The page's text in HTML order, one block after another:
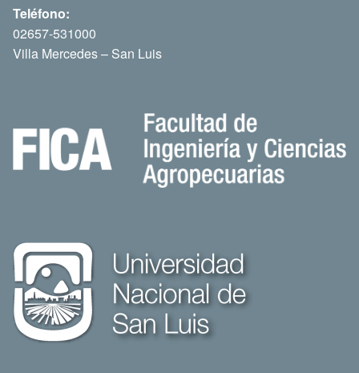
Teléfono:
02657-531000
Villa Mercedes – San Luis